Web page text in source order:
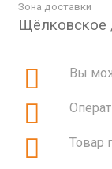
Зона доставки
Вы
Товар